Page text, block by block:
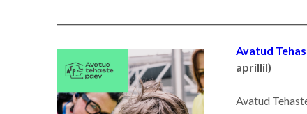
Avatud
aprillil)
Avatud